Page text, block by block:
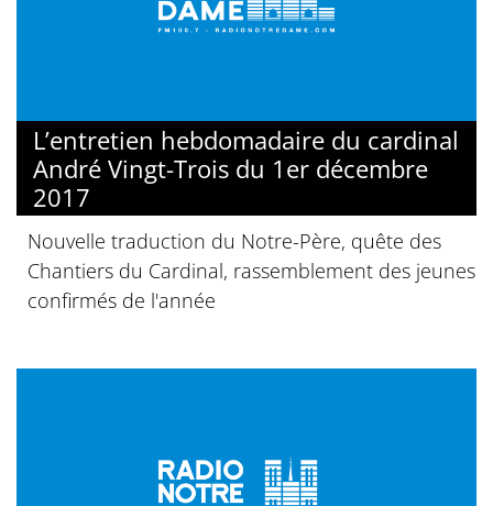
L’entretien hebdomadaire du cardinal
André Vingt-Trois du 1er décembre
2017
Nouvelle traduction du Notre-Père, quête des
Chantiers du Cardinal, rassemblement des jeunes
confirmés de l'année